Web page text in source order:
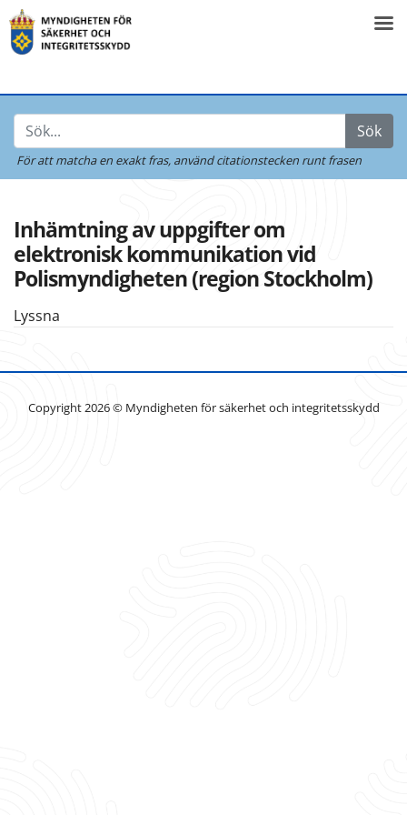
Sök
För att matcha en exakt fras, använd citationstecken runt frasen
Inhämtning av uppgifter om
elektronisk kommunikation vid
Polismyndigheten (region Stockholm)
Lyssna
Copyright 2026 © Myndigheten för säkerhet och integritetsskydd